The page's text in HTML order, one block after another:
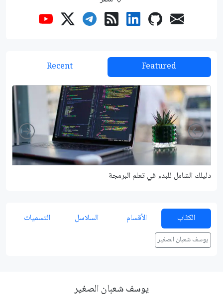
Featured
Recent
دليلك الشامل للبدء في تعلم البرمجة
Left
الكتّاب الأقسام السلاسل التسميات
يوسف شعبان الصغير
يوسف شعبان الصغير